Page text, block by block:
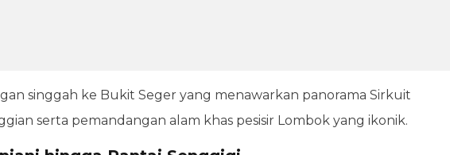
singgah ke Bukit Seger yang menawarkan panorama Sirkuit
serta pemandangan alam khas pesisir Lombok yang ikonik.